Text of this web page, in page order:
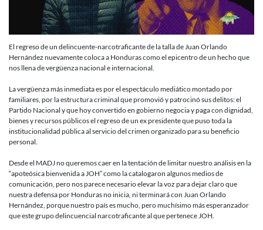
El regreso de un delincuente-narcotraficante de la talla de Juan Orlando
Hernández nuevamente coloca a Honduras como el epicentro de un hecho que
nos llena de vergüenza nacional e internacional.
La vergüenza más inmediata es por el espectáculo mediático montado por
familiares, por la estructura criminal que promovió y patrocinó sus delitos: el
Partido Nacional y que hoy convertido en gobierno negocia y paga con dignidad,
bienes y recursos públicos el regreso de un ex presidente que puso toda la
institucionalidad pública al servicio del crimen organizado para su beneficio
personal.
Desde el MADJ no queremos caer en la tentación de limitar nuestro análisis en la
“apoteósica bienvenida a JOH” como la catalogaron algunos medios de
comunicación, pero nos parece necesario elevar la voz para dejar claro que
nuestra defensa por Honduras no inicia, ni terminará con Juan Orlando
Hernández, porque nuestro país es mucho, pero muchísimo más esperanzador
que este grupo delincuencial narcotraficante al que pertenece JOH.